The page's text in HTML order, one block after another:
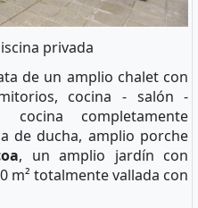
privada
de un amplio chalet con
cocina - salón -
completamente
de ducha, amplio porche
, un amplio jardín con
m² totalmente vallada con